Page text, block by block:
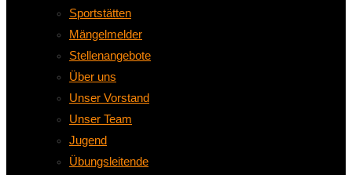
Sportstätten
Mängelmelder
Stellenangebote
Über uns
Unser Vorstand
Unser Team
Jugend
Übungsleitende